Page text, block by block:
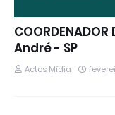
COORDENADOR
André - SP
Actos Mídia